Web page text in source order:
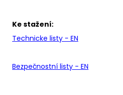
Ke stažení:
Technicke listy - EN
Bezpečnostní listy - EN